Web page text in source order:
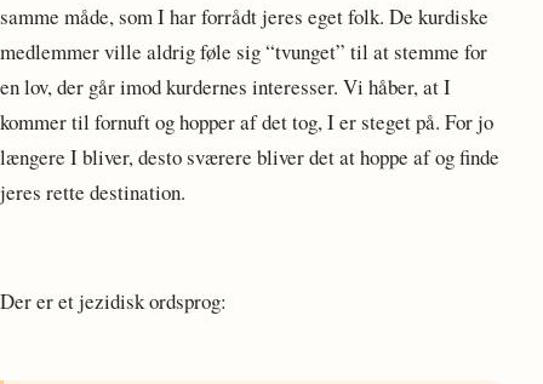
samme måde, som I har forrådt jeres eget folk. De kurdiske
medlemmer ville aldrig føle sig “tvunget” til at stemme for
en lov, der går imod kurdernes interesser. Vi håber, at I
kommer til fornuft og hopper af det tog, I er steget på. For jo
længere I bliver, desto sværere bliver det at hoppe af og finde
jeres rette destination.
Der er et jezidisk ordsprog: